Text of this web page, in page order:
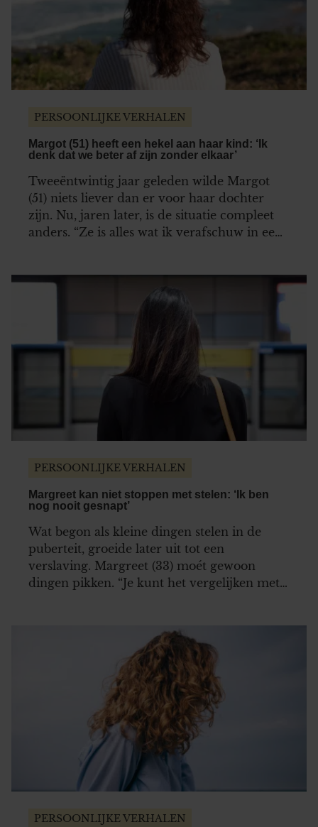
PERSOONLIJKE VERHALEN
Margot (51) heeft een hekel aan haar kind: ‘Ik
denk dat we beter af zijn zonder elkaar’
Tweeëntwintig jaar geleden wilde Margot
(51) niets liever dan er voor haar dochter
zijn. Nu, jaren later, is de situatie compleet
anders. “Ze is alles wat ik verafschuw in een
PERSOONLIJKE VERHALEN
Margreet kan niet stoppen met stelen: ‘Ik ben
nog nooit gesnapt’
Wat begon als kleine dingen stelen in de
puberteit, groeide later uit tot een
verslaving. Margreet (33) moét gewoon
dingen pikken. “Je kunt het vergelijken met
PERSOONLIJKE VERHALEN